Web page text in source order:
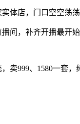
体店，门口空空荡
间，补齐开播最开
卖999、1580一套